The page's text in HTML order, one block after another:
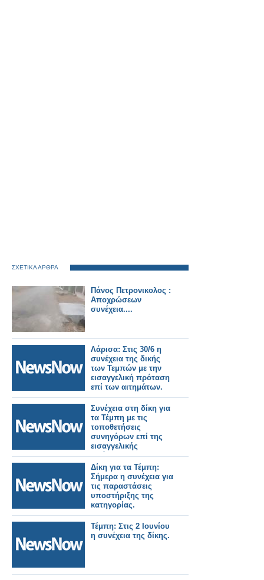
ΣΧΕΤΙΚΑ ΑΡΘΡΑ
Πάνος Πετρονικολος :
Αποχρώσεων
συνέχεια....
Λάρισα: Στις 30/6 η
συνέχεια της δικής
των Τεμπών με την
εισαγγελική πρόταση
επί των αιτημάτων.
Συνέχεια στη δίκη για
τα Τέμπη με τις
τοποθετήσεις
συνηγόρων επί της
εισαγγελικής
πρότασης.
Δίκη για τα Τέμπη:
Σήμερα η συνέχεια για
τις παραστάσεις
υποστήριξης της
κατηγορίας.
Τέμπη: Στις 2 Ιουνίου
η συνέχεια της δίκης.